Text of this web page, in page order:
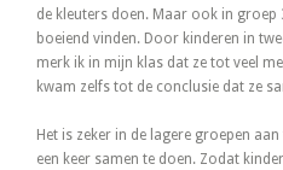
de kleuters doen. Maar ook in groep
boeiend vinden. Door kinderen in
merk ik in mijn klas dat ze tot veel
kwam zelfs tot de conclusie dat ze
Het is zeker in de lagere groepen
een keer samen te doen. Zodat